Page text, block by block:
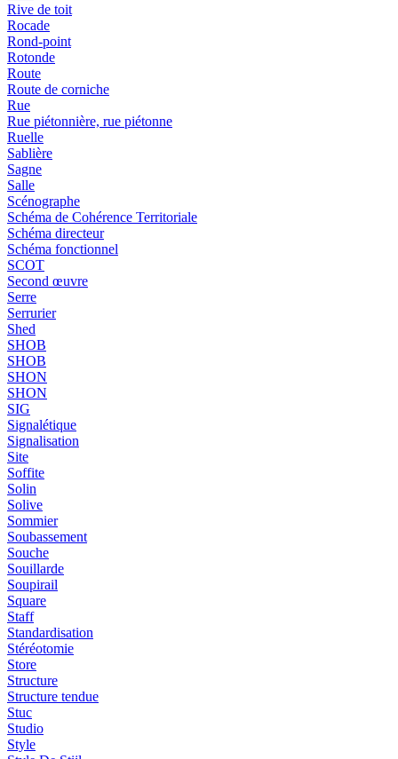
Rive de toit
Rocade
Rond-point
Rotonde
Route
Route de corniche
Rue
Rue piétonnière, rue piétonne
Ruelle
Sablière
Sagne
Salle
Scénographe
Schéma de Cohérence Territoriale
Schéma directeur
Schéma fonctionnel
SCOT
Second œuvre
Serre
Serrurier
Shed
SHOB
SHOB
SHON
SHON
SIG
Signalétique
Signalisation
Site
Soffite
Solin
Solive
Sommier
Soubassement
Souche
Souillarde
Soupirail
Square
Staff
Standardisation
Stéréotomie
Store
Structure
Structure tendue
Stuc
Studio
Style